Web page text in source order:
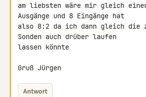
am liebsten wäre mir gleich
Ausgänge und 8 Eingänge hat
also 8:2 da ich dann gleich die
Sonden auch drüber laufen
lassen könnte
Gruß Jürgen
Antwort